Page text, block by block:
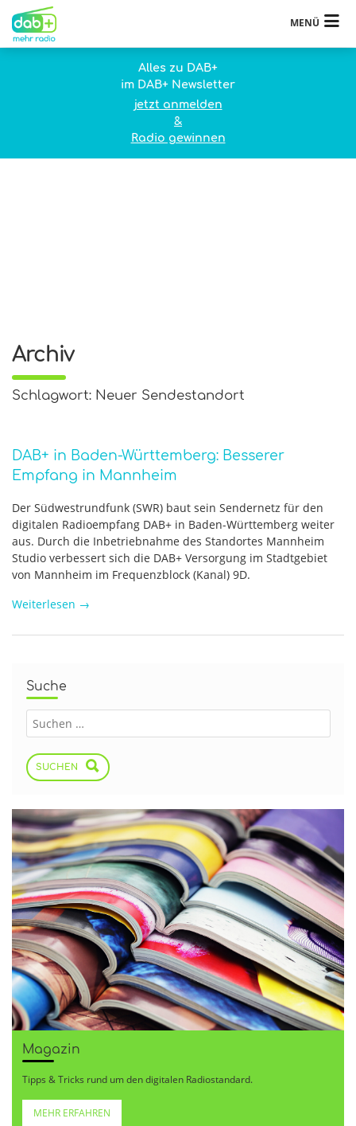
MENÜ
Alles zu DAB+
im DAB+ Newsletter
jetzt anmelden
&
Radio gewinnen
Archiv
Schlagwort: Neuer Sendestandort
DAB+ in Baden-Württemberg: Besserer
Empfang in Mannheim
Der Südwestrundfunk (SWR) baut sein Sendernetz für den
digitalen Radioempfang DAB+ in Baden-Württemberg weiter
aus. Durch die Inbetriebnahme des Standortes Mannheim
Studio verbessert sich die DAB+ Versorgung im Stadtgebiet
von Mannheim im Frequenzblock (Kanal) 9D.
Weiterlesen →
Suche
SUCHEN
Magazin
Tipps & Tricks rund um den digitalen Radiostandard.
MEHR ERFAHREN